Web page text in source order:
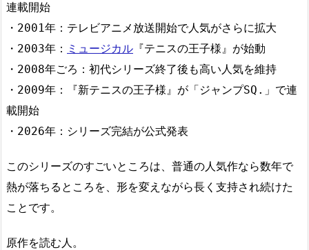
連載開始
・2001年：テレビアニメ放送開始で人気がさらに拡大
・2003年： ミュージカル 『テニスの王子様』が始動
・2008年ごろ：初代シリーズ終了後も高い人気を維持
・2009年：『新テニスの王子様』が「ジャンプSQ.」で連
載開始
・2026年：シリーズ完結が公式発表
このシリーズのすごいところは、普通の人気作なら数年で
熱が落ちるところを、形を変えながら長く支持され続けた
ことです。
原作を読む人。